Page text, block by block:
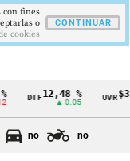
DTF 12,48 %
▲ 0.05
UVR
▲
no no
con fines
o
cookies
CONTINUAR